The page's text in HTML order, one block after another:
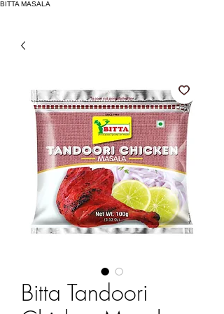
BITTA MASALA
Bitta Tandoori